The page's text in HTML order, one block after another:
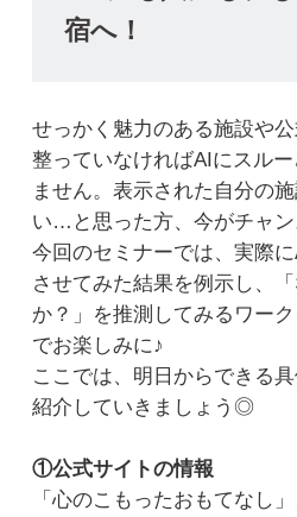
宿へ！
せっかく魅力のある施設や
整っていなければAIにスル
ません。表示された自分の
い…と思った方、今がチャ
今回のセミナーでは、実際
させてみた結果を例示し、
か？」を推測してみるワー
でお楽しみに♪
ここでは、明日からできる
紹介していきましょう◎
①公式サイトの情報
「心のこもったおもてなし